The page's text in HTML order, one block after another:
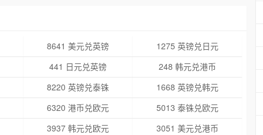
8641 美元兑英镑
1275 英镑兑日元
441 日元兑英镑
248 韩元兑港币
8220 英镑兑泰铢
1668 英镑兑韩元
6320 港币兑欧元
5013 泰铢兑欧元
3937 韩元兑欧元 3051 美元兑港币